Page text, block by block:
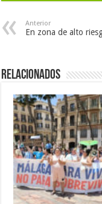
Anterior
En zona de alto
Relacionados